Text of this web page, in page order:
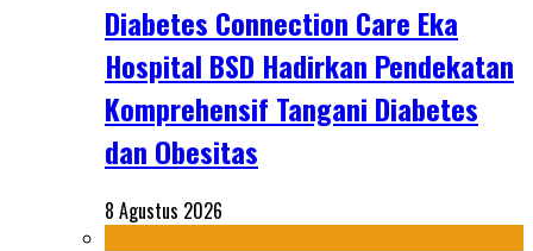
Diabetes Connection Care Eka
Hospital BSD Hadirkan Pendekatan
Komprehensif Tangani Diabetes
dan Obesitas
8 Agustus 2026